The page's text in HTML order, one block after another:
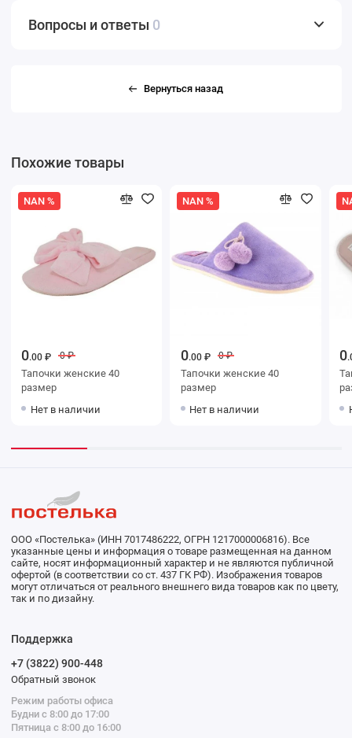
Вопросы и ответы 0
Вернуться назад
Похожие товары
NAN %
0.00 ₽ 0 ₽
Тапочки женские 40
размер
Нет в наличии
NAN %
0.00 ₽ 0 ₽
Тапочки женские 40
размер
Нет в наличии
0
ООО «Постелька» (ИНН 7017486222, ОГРН 1217000006816). Все
указанные цены и информация о товаре размещенная на данном
сайте, носят информационный характер и не являются публичной
офертой (в соответствии со ст. 437 ГК РФ). Изображения товаров
могут отличаться от реального внешнего вида товаров как по цвету,
так и по дизайну.
Поддержка
+7 (3822) 900-448
Обратный звонок
Режим работы офиса
Будни с 8:00 до 17:00
Пятница с 8:00 до 16:00